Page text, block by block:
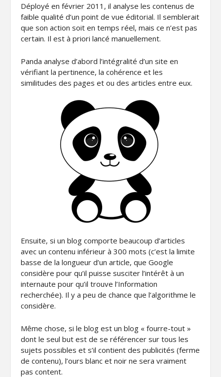
Déployé en février 2011, il analyse les contenus de
faible qualité d’un point de vue éditorial. Il semblerait
que son action soit en temps réel, mais ce n’est pas
certain. Il est à priori lancé manuellement.
Panda analyse d’abord l’intégralité d’un site en
vérifiant la pertinence, la cohérence et les
similitudes des pages et ou des articles entre eux.
Ensuite, si un blog comporte beaucoup d’articles
avec un contenu inférieur à 300 mots (c’est la limite
basse de la longueur d’un article, que Google
considère pour qu’il puisse susciter l’intérêt à un
internaute pour qu’il trouve l’Information
recherchée). Il y a peu de chance que l’algorithme le
considère.
Même chose, si le blog est un blog « fourre-tout »
dont le seul but est de se référencer sur tous les
sujets possibles et s’il contient des publicités (ferme
de contenu), l’ours blanc et noir ne sera vraiment
pas content.